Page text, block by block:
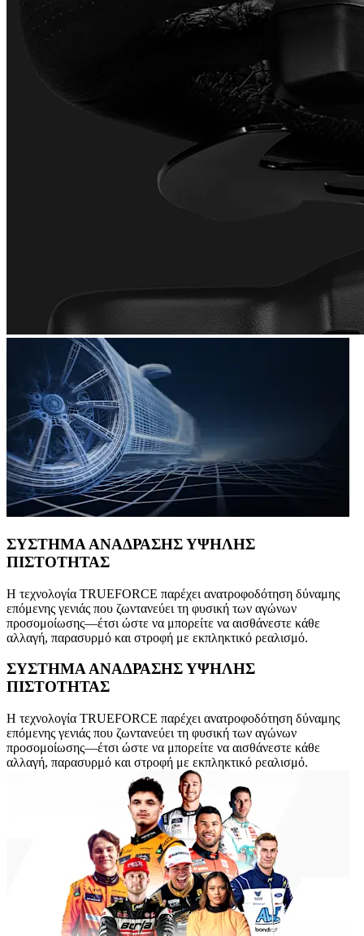
ΣΥΣΤΗΜΑ ΑΝΑΔΡΑΣΗΣ ΥΨΗΛΗΣ
ΠΙΣΤΟΤΗΤΑΣ
Η τεχνολογία TRUEFORCE παρέχει ανατροφοδότηση δύναμης
επόμενης γενιάς που ζωντανεύει τη φυσική των αγώνων
προσομοίωσης—έτσι ώστε να μπορείτε να αισθάνεστε κάθε
αλλαγή, παρασυρμό και στροφή με εκπληκτικό ρεαλισμό.
ΣΥΣΤΗΜΑ ΑΝΑΔΡΑΣΗΣ ΥΨΗΛΗΣ
ΠΙΣΤΟΤΗΤΑΣ
Η τεχνολογία TRUEFORCE παρέχει ανατροφοδότηση δύναμης
επόμενης γενιάς που ζωντανεύει τη φυσική των αγώνων
προσομοίωσης—έτσι ώστε να μπορείτε να αισθάνεστε κάθε
αλλαγή, παρασυρμό και στροφή με εκπληκτικό ρεαλισμό.